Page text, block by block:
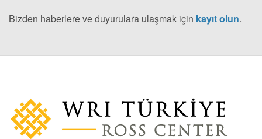
Bizden haberlere ve duyurulara ulaşmak için kayıt olun.